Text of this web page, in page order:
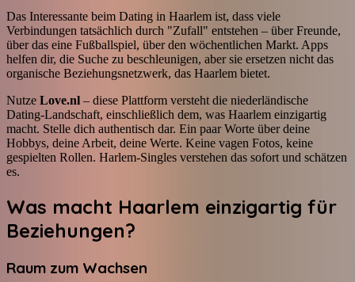
Das Interessante beim Dating in Haarlem ist, dass viele
Verbindungen tatsächlich durch "Zufall" entstehen – über Freunde,
über das eine Fußballspiel, über den wöchentlichen Markt. Apps
helfen dir, die Suche zu beschleunigen, aber sie ersetzen nicht das
organische Beziehungsnetzwerk, das Haarlem bietet.
Nutze Love.nl – diese Plattform versteht die niederländische
Dating-Landschaft, einschließlich dem, was Haarlem einzigartig
macht. Stelle dich authentisch dar. Ein paar Worte über deine
Hobbys, deine Arbeit, deine Werte. Keine vagen Fotos, keine
gespielten Rollen. Harlem-Singles verstehen das sofort und schätzen
es.
Was macht Haarlem einzigartig für
Beziehungen?
Raum zum Wachsen